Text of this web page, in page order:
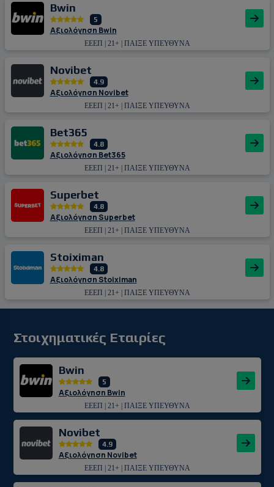
Bwin
5
Αξιολόγηση Bwin
ΕΕΕΠ | 21+ | ΠΑΙΞΕ ΥΠΕΥΘΥΝΑ
Novibet
4.9
Αξιολόγηση Novibet
ΕΕΕΠ | 21+ | ΠΑΙΞΕ ΥΠΕΥΘΥΝΑ
Bet365
4.8
Αξιολόγηση Bet365
ΕΕΕΠ | 21+ | ΠΑΙΞΕ ΥΠΕΥΘΥΝΑ
Superbet
4.8
Αξιολόγηση Superbet
ΕΕΕΠ | 21+ | ΠΑΙΞΕ ΥΠΕΥΘΥΝΑ
Stoiximan
4.8
Αξιολόγηση Stoiximan
ΕΕΕΠ | 21+ | ΠΑΙΞΕ ΥΠΕΥΘΥΝΑ
Στοιχηματικές Εταιρίες
Bwin
5
Αξιολόγηση Bwin
ΕΕΕΠ | 21+ | ΠΑΙΞΕ ΥΠΕΥΘΥΝΑ
Novibet
4.9
Αξιολόγηση Novibet
ΕΕΕΠ | 21+ | ΠΑΙΞΕ ΥΠΕΥΘΥΝΑ